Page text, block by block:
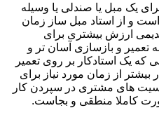
یک مبل یا صندلی یا وسیله
و از استاد مبل ساز زمان
ارزش بیشتری برای
تعمیر و بازسازی آسان تر و
که یک استادکار بر روی تعمیر
از زمان مورد نیاز برای
های مشتری در سپردن کار
کاملا منطقی و بجاست.